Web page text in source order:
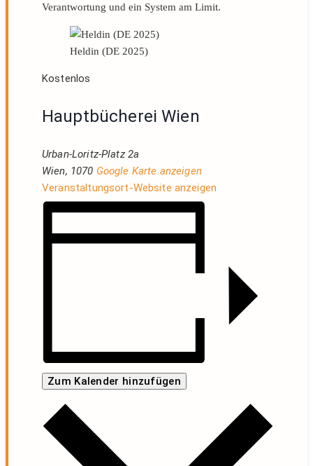
Verantwortung und ein System am Limit.
Heldin (DE 2025)
Kostenlos
Hauptbücherei Wien
Urban-Loritz-Platz 2a
Wien, 1070 Google Karte anzeigen
Veranstaltungsort-Website anzeigen
Zum Kalender hinzufügen